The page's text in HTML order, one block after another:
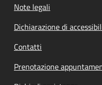
Note legali
Dichiarazione di
Contatti
Prenotazione